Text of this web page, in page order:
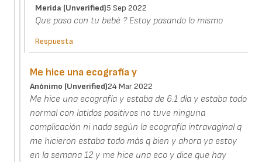
Merida (unverified)5 Sep 2022
Que paso con tu bebé ? Estoy pasando lo mismo
Respuesta
Me hice una ecografía y
Anónimo (unverified)24 Mar 2022
Me hice una ecografía y estaba de 6.1 día y estaba todo
normal con latidos positivos no tuve ninguna
complicación ni nada según la ecografía intravaginal q
me hicieron estaba todo más q bien y ahora ya estoy
en la semana 12 y me hice una eco y dice que hay